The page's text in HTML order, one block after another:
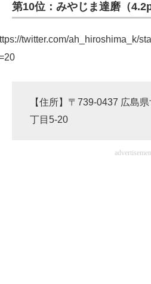
第10位：みやじま達磨（
twitter.com/ah_hiroshima_k/
【住所】〒739-0437 広島
丁目5-20